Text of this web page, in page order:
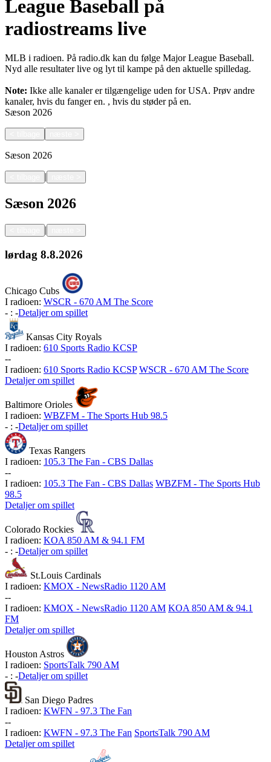
League Baseball på
radiostreams live
MLB i radioen. På radio.dk kan du følge Major League Baseball.
Nyd alle resultater live og lyt til kampe på den aktuelle spilledag.
Note: Ikke alle kanaler er tilgængelige uden for USA. Prøv andre
kanaler, hvis du fanger en. , hvis du støder på en.
Sæson 2026
Sæson 2026
|
Sæson 2026
|
lørdag 8.8.2026
Chicago Cubs
I radioen: WSCR - 670 AM The Score
- : -Detaljer om spillet
Kansas City Royals
I radioen: 610 Sports Radio KCSP
--
I radioen: 610 Sports Radio KCSP WSCR - 670 AM The Score
Detaljer om spillet
Baltimore Orioles
I radioen: WBZFM - The Sports Hub 98.5
- : -Detaljer om spillet
Texas Rangers
I radioen: 105.3 The Fan - CBS Dallas
--
I radioen: 105.3 The Fan - CBS Dallas WBZFM - The Sports Hub
98.5
Detaljer om spillet
Colorado Rockies
I radioen: KOA 850 AM & 94.1 FM
- : -Detaljer om spillet
St.Louis Cardinals
I radioen: KMOX - NewsRadio 1120 AM
--
I radioen: KMOX - NewsRadio 1120 AM KOA 850 AM & 94.1
FM
Detaljer om spillet
Houston Astros
I radioen: SportsTalk 790 AM
- : -Detaljer om spillet
San Diego Padres
I radioen: KWFN - 97.3 The Fan
--
I radioen: KWFN - 97.3 The Fan SportsTalk 790 AM
Detaljer om spillet